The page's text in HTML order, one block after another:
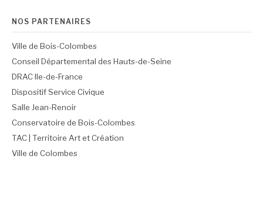
NOS PARTENAIRES
Ville de Bois-Colombes
Conseil Départemental des Hauts-de-Seine
DRAC Ile-de-France
Dispositif Service Civique
Salle Jean-Renoir
Conservatoire de Bois-Colombes
TAC | Territoire Art et Création
Ville de Colombes